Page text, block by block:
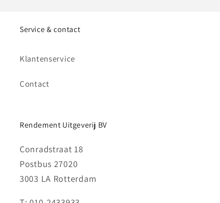
Service & contact
Klantenservice
Contact
Rendement Uitgeverij BV
Conradstraat 18
Postbus 27020
3003 LA Rotterdam